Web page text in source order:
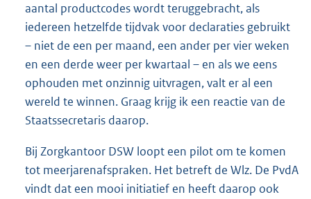
aantal productcodes wordt teruggebracht, als
iedereen hetzelfde tijdvak voor declaraties gebruikt
– niet de een per maand, een ander per vier weken
en een derde weer per kwartaal – en als we eens
ophouden met onzinnig uitvragen, valt er al een
wereld te winnen. Graag krijg ik een reactie van de
Staatssecretaris daarop.
Bij Zorgkantoor DSW loopt een pilot om te komen
tot meerjarenafspraken. Het betreft de Wlz. De PvdA
vindt dat een mooi initiatief en heeft daarop ook